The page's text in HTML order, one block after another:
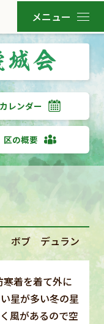
カレンダー
区の概要
ボブ デュラン
着を着て外に
星が多い冬の星
風があるので空